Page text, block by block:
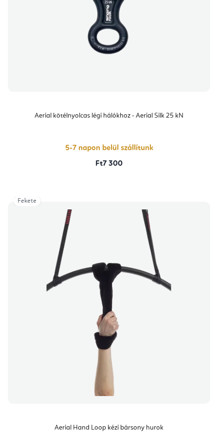
Aerial kötélnyolcas légi hálókhoz - Aerial Silk 25 kN
5-7 napon belül szállítunk
Ft7 300
Aerial Hand Loop kézi bársony hurok
Fekete